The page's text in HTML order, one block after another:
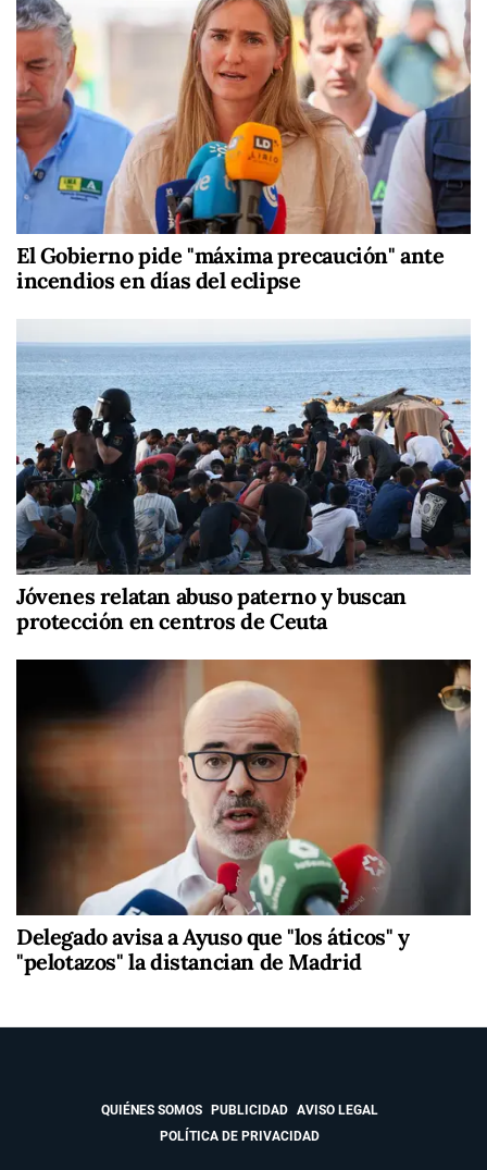
El Gobierno pide "máxima precaución" ante
incendios en días del eclipse
Jóvenes relatan abuso paterno y buscan
protección en centros de Ceuta
Delegado avisa a Ayuso que "los áticos" y
"pelotazos" la distancian de Madrid
QUIÉNES SOMOS PUBLICIDAD
AVISO LEGAL
POLÍTICA DE PRIVACIDAD